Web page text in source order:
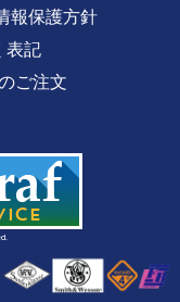
報保護方針
表記
ご注文